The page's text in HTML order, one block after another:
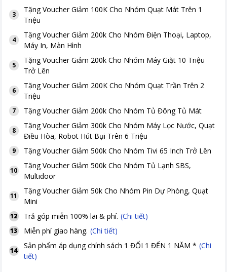
3
TặngVoucher Giảm 100K Cho Nhóm Quạt Mát Trên 1
Triệu
4
TặngVoucher Giảm 200k Cho Nhóm Điện Thoại, Laptop,
Máy In, Màn Hình
5
TặngVoucher Giảm 200k Cho Nhóm Máy Giặt 10 Triệu
Trở Lên
6
TặngVoucher Giảm 200K Cho Nhóm Quạt Trần Trên 2
Triệu
7 TặngVoucher Giảm 200k Cho Nhóm Tủ Đông Tủ Mát
8
TặngVoucher Giảm 300k Cho Nhóm Máy Lọc Nước, Quạt
Điều Hòa, Robot Hút Bụi Trên 6 Triệu
9 TặngVoucher Giảm 500k Cho Nhóm Tivi 65 Inch Trở Lên
10
TặngVoucher Giảm 500k Cho Nhóm Tủ Lạnh SBS,
Multidoor
11
TặngVoucher Giảm 50k Cho Nhóm Pin Dự Phòng, Quạt
Mini
12 Trả góp miễn 100% lãi & phí. (Chi tiết)
13 Miễn phí giao hàng. (Chi tiết)
14
Sản phẩm áp dụng chính sách 1 ĐỔI 1 ĐẾN 1 NĂM * (Chi
tiết)